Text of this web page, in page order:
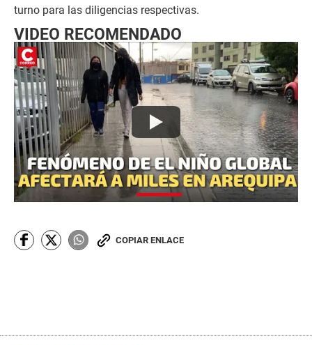
turno para las diligencias respectivas.
VIDEO RECOMENDADO
COPIAR ENLACE